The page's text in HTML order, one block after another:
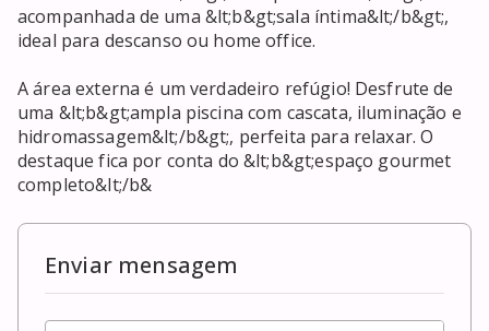
acompanhada de uma &lt;b&gt;sala íntima&lt;/b&gt;,
ideal para descanso ou home office.
A área externa é um verdadeiro refúgio! Desfrute de
uma &lt;b&gt;ampla piscina com cascata, iluminação e
hidromassagem&lt;/b&gt;, perfeita para relaxar. O
destaque fica por conta do &lt;b&gt;espaço gourmet
completo&lt;/b&
Enviar mensagem